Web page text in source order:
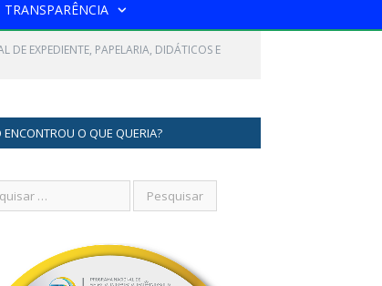
TRANSPARÊNCIA
DE EXPEDIENTE, PAPELARIA, DIDÁTICOS E
ENCONTROU O QUE QUERIA?